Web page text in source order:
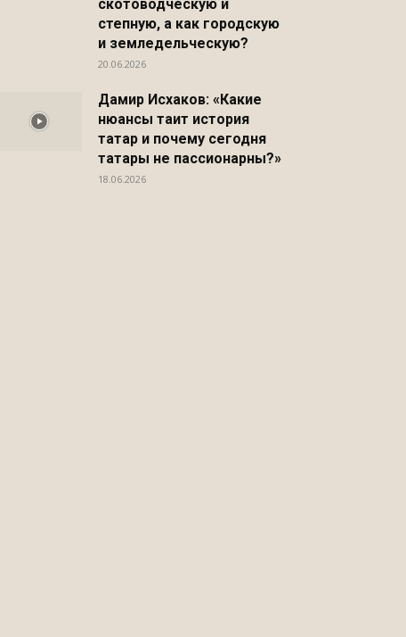
скотоводческую и
степную, а как городскую
и земледельческую?
20.06.2026
Дамир Исхаков: «Какие
нюансы таит история
татар и почему сегодня
татары не пассионарны?»
18.06.2026